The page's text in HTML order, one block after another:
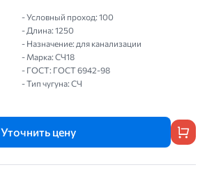
- Условный проход: 100
- Длина: 1250
- Назначение: для канализации
- Марка: СЧ18
- ГОСТ: ГОСТ 6942-98
- Тип чугуна: СЧ
Уточнить цену